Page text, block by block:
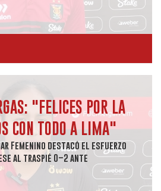
"FELICES POR LA
CON TODO A LIMA"
Femenino destacó el esfuerzo
al traspié 0–2 ante